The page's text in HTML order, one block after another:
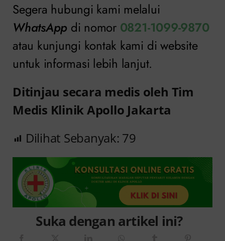
Segera hubungi kami melalui
WhatsApp di nomor 0821-1099-9870
atau kunjungi kontak kami di website
untuk informasi lebih lanjut.
Ditinjau secara medis oleh Tim
Medis Klinik Apollo Jakarta
Dilihat Sebanyak: 79
Suka dengan artikel ini?